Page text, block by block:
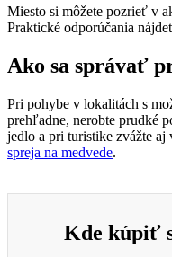
Miesto si môžete pozrieť v
Praktické odporúčania
Ako sa správať
Pri pohybe v lokalitách s
prehľadne, nerobte prudké
jedlo a pri turistike zvážte aj
spreja na medvede.
Kde kúpiť